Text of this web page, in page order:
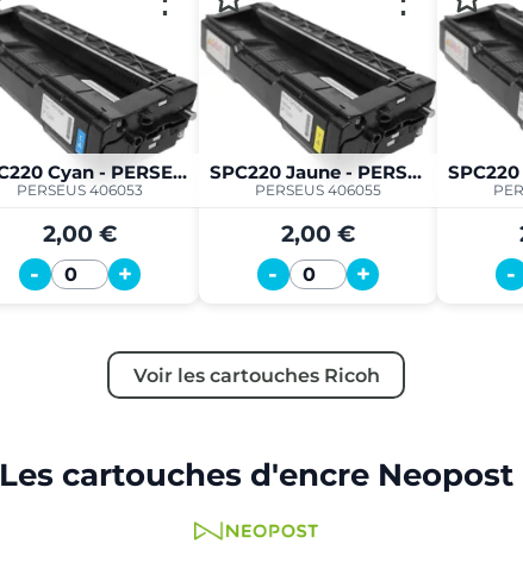
SPC220 Cyan - PERSEUS
PERSEUS 406053
2,00 €
-
Quantité
+
SPC220 Jaune - PERSEUS
PERSEUS 406055
2,00 €
-
Quantité
+
-
Voir les cartouches Ricoh
Les cartouches d'encre Neopost